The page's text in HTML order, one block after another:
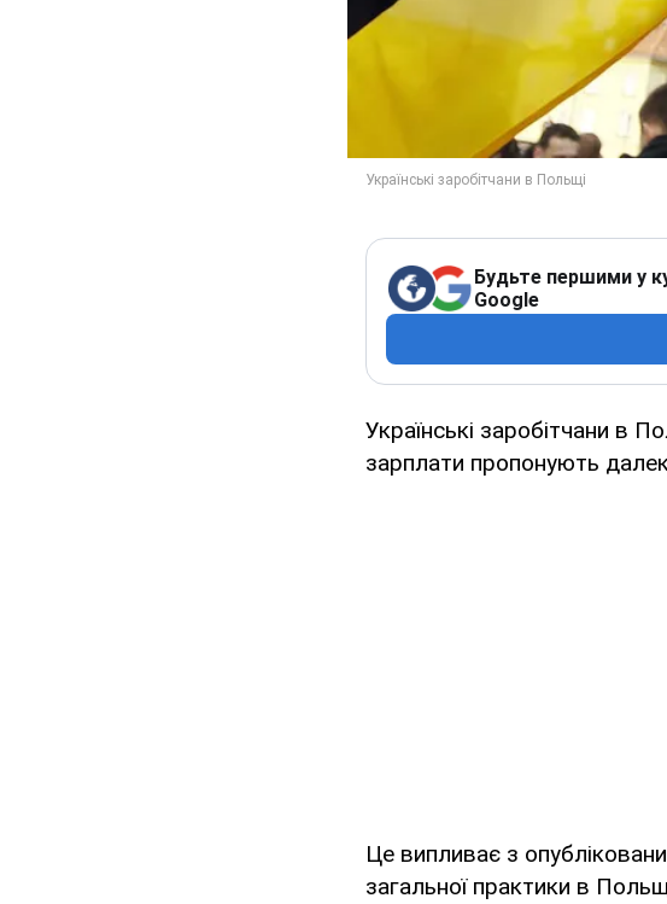
Будьте першими у
Google
Українські заробітчани в
зарплати пропонують
Це випливає з
загальної практики в